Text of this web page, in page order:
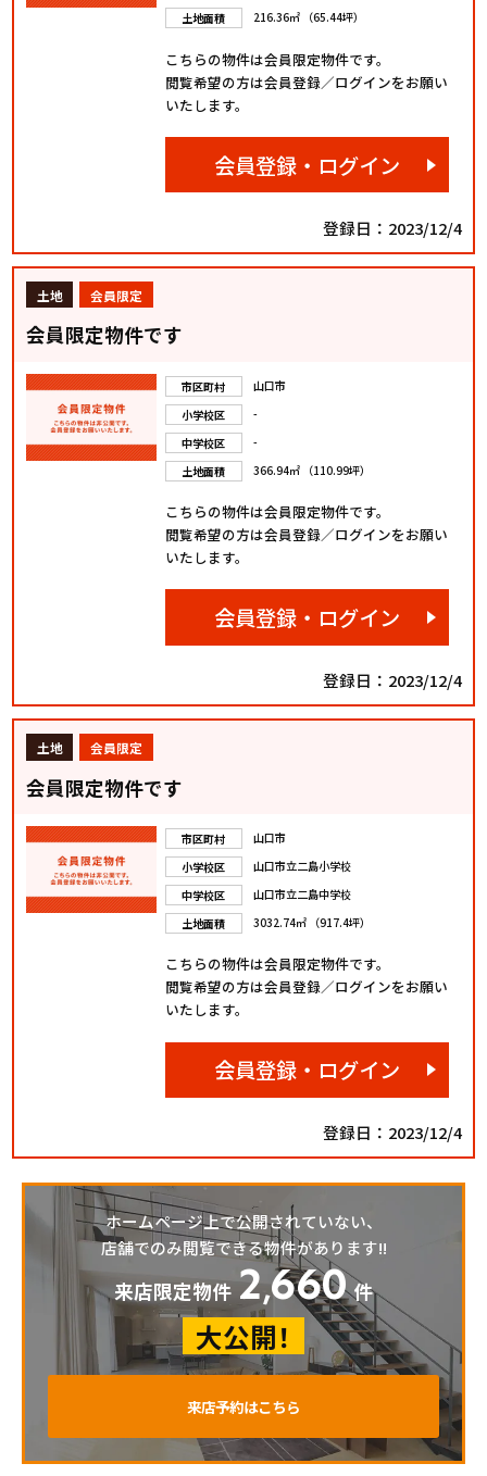
土地面積 216.36㎡ （65.44坪）
こちらの物件は会員限定物件です。
閲覧希望の方は会員登録／ログインをお願い
いたします。
会員登録・ログイン
登録日：2023/12/4
土地 会員限定
会員限定物件です
市区町村
山口市
小学校区
-
中学校区
-
土地面積
366.94㎡ （110.99坪）
こちらの物件は会員限定物件です。
閲覧希望の方は会員登録／ログインをお願い
いたします。
会員登録・ログイン
登録日：2023/12/4
土地 会員限定
会員限定物件です
市区町村
山口市
小学校区
山口市立二島小学校
中学校区
山口市立二島中学校
土地面積
3032.74㎡ （917.4坪）
こちらの物件は会員限定物件です。
閲覧希望の方は会員登録／ログインをお願い
いたします。
会員登録・ログイン
登録日：2023/12/4
ホームページ上で公開されていない、
店舗でのみ閲覧できる物件があります!!
来店限定物件 2,660 件
大公開！
来店予約はこちら